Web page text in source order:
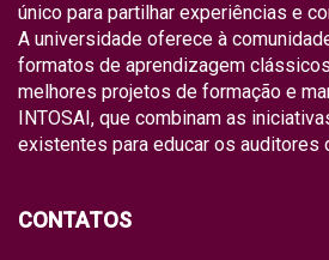
único para partilhar experiências e
A universidade oferece à
formatos de aprendizagem
melhores projetos de formação e
INTOSAI, que combinam as
existentes para educar os auditores
CONTATOS